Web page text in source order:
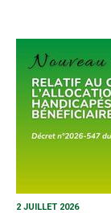
2 JUILLET 2026